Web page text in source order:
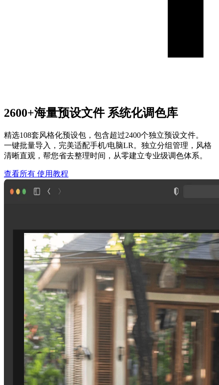
2600+海量预设文件 系统化调色库
精选108套风格化预设包，包含超过2400个独立预设文件。
一键批量导入，完美适配手机/电脑LR。独立分组管理，风格
清晰直观，帮您省去整理时间，从零建立专业级调色体系。
查看所有 使用教程